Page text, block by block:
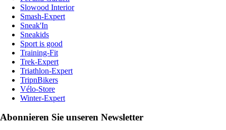
Slowood Interior
Smash-Expert
Sneak'In
Sneakids
Sport is good
Training-Fit
Trek-Expert
Triathlon-Expert
TripnBikers
Vélo-Store
Winter-Expert
Abonnieren Sie unseren Newsletter